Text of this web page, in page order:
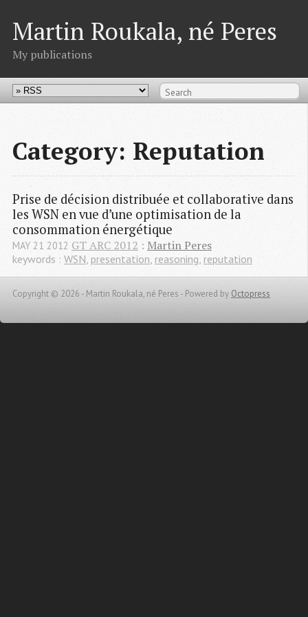
Martin Roukala, né Peres
My publications
Category: Reputation
Prise de décision distribuée et collaborative dans
les WSN en vue d’une optimisation de la
consommation énergétique
MAY 21 2012 GT ARC 2012 : Martin Peres
keywords : WSN, presentation, reasoning, reputation
Copyright © 2026 - Martin Roukala, né Peres - Powered by Octopress